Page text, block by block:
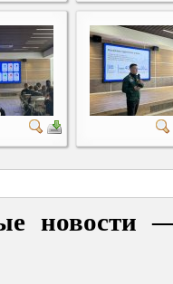
новости